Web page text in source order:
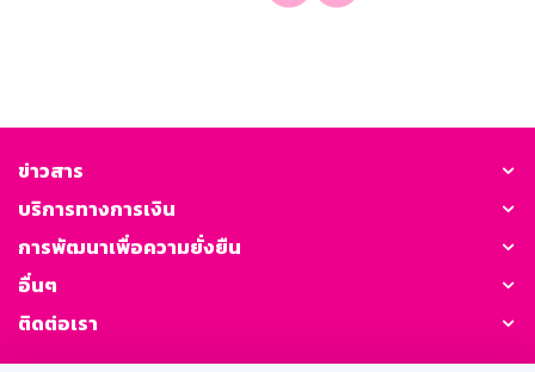
ข่าวสาร
บริการทางการเงิน
การพัฒนาเพื่อความยั่งยืน
อื่นๆ
ติดต่อเรา